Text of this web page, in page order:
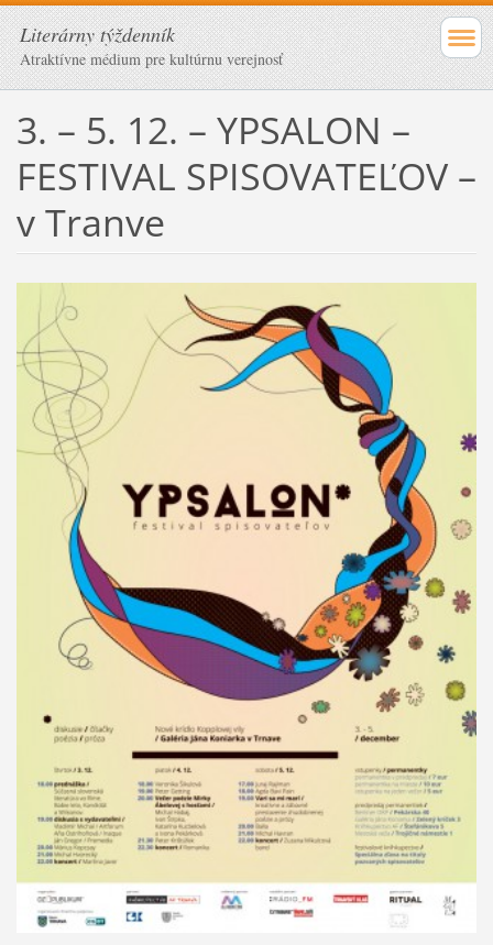
Literárny týždenník
Atraktívne médium pre kultúrnu verejnosť
3. – 5. 12. – YPSALON –
FESTIVAL SPISOVATEĽOV –
v Tranve